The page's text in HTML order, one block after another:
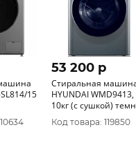
15
53 200 p
Стиральная
HYUNDAI WMD9413,
10кг (с сушкой)
серебристый
Код товара: 119850